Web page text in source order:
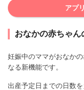
アプ
おなかの赤ちゃ
妊娠中のママがおなか
なる新機能です。
出産予定日までの日数